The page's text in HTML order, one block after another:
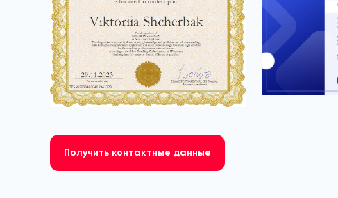
Получить контактные данные